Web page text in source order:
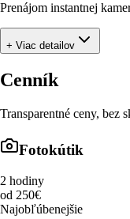
Prenájom instantnej
+ Viac detailov
Cenník
Transparentné ceny, bez
Fotokútik
2 hodiny
od 250€
Najobľúbenejšie